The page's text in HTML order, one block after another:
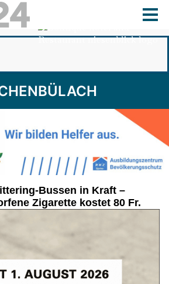
Bussen in Kraft –
Zigarette kostet 80 Fr.